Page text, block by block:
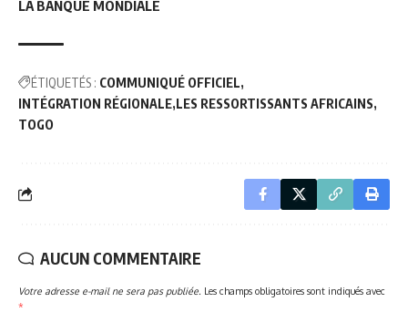
LA BANQUE MONDIALE
ÉTIQUETÉS : COMMUNIQUÉ OFFICIEL
INTÉGRATION RÉGIONALE LES RESSORTISSANTS AFRICAINS
TOGO
AUCUN COMMENTAIRE
Votre adresse e-mail ne sera pas publiée. Les champs obligatoires sont indiqués avec
*